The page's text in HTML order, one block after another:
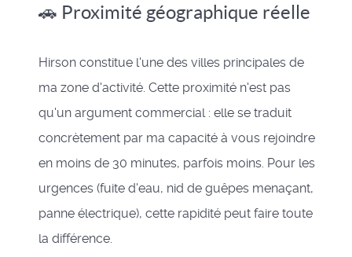
🚗 Proximité géographique réelle
Hirson constitue l'une des villes principales de
ma zone d'activité. Cette proximité n'est pas
qu'un argument commercial : elle se traduit
concrètement par ma capacité à vous rejoindre
en moins de 30 minutes, parfois moins. Pour les
urgences (fuite d'eau, nid de guêpes menaçant,
panne électrique), cette rapidité peut faire toute
la différence.